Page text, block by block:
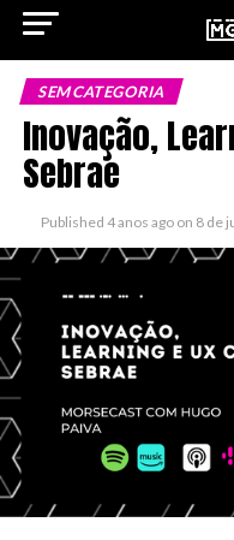
SEM CATEGORIA
Inovação,
Sebrae
Published 4 anos ago on 8 de